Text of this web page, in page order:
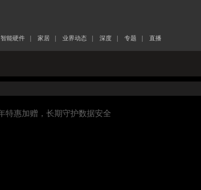
智能硬件 家居 业界动态 深度 专题 直播
特惠加赠，长期守护数据安全